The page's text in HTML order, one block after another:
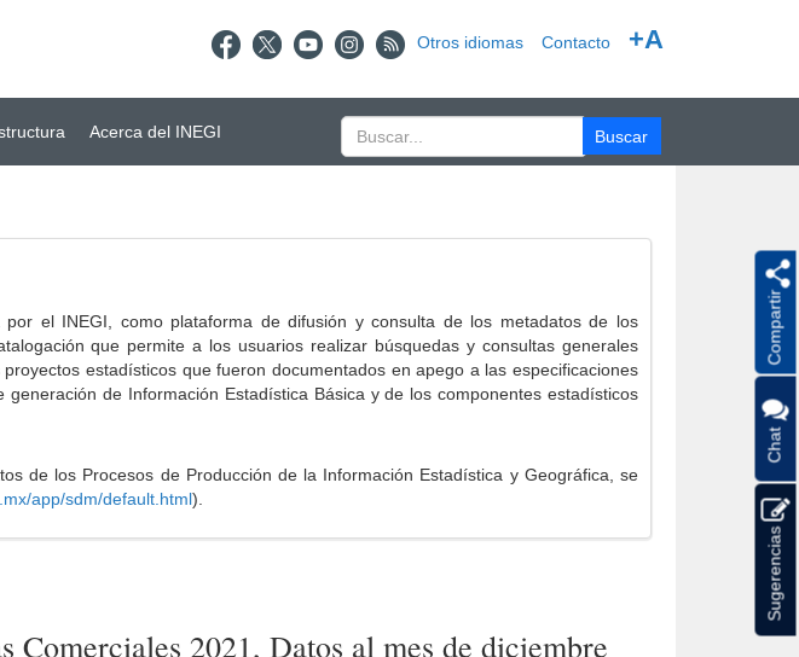
Otros idiomas Contacto +A
Acerca del INEGI
el INEGI, como plataforma de difusión y consulta de los metadatos de los
que permite a los usuarios realizar búsquedas y consultas generales
estadísticos que fueron documentados en apego a las especificaciones
de Información Estadística Básica y de los componentes estadísticos
de los Procesos de Producción de la Información Estadística y Geográfica, se
app/sdm/default.html).
Comerciales 2021, Datos al mes de diciembre
Compartir
Chat
Sugerencias